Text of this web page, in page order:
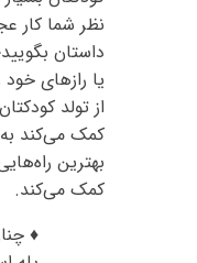
نظر شما کار
داستان
یا رازهای
از تولد
کمک می‌کند به
بهترین
کمک می‌کند.
♦